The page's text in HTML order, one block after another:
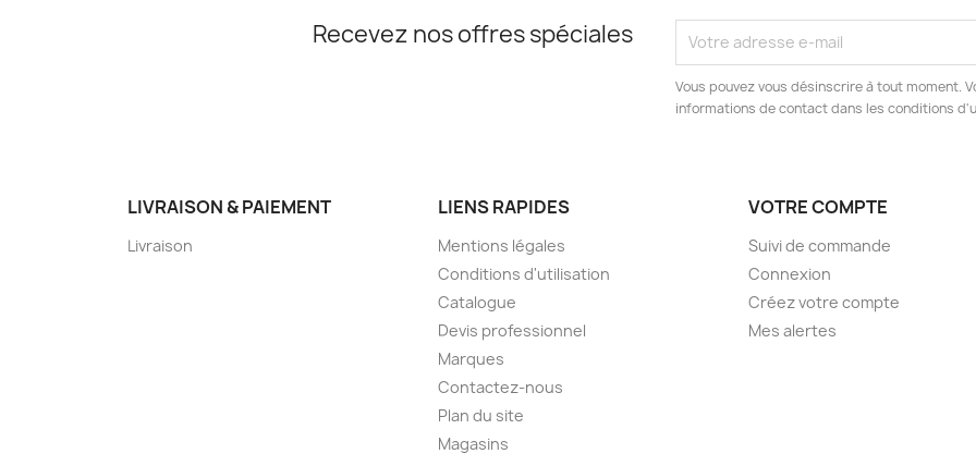
Recevez nos offres spéciales
Vous pouvez vous désinscrire à tout moment.
informations de contact dans les conditions
LIVRAISON & PAIEMENT
Livraison
LIENS RAPIDES
Mentions légales
Conditions d'utilisation
Catalogue
Devis professionnel
Marques
Contactez-nous
Plan du site
Magasins
VOTRE COMPTE
Suivi de commande
Connexion
Créez votre compte
Mes alertes